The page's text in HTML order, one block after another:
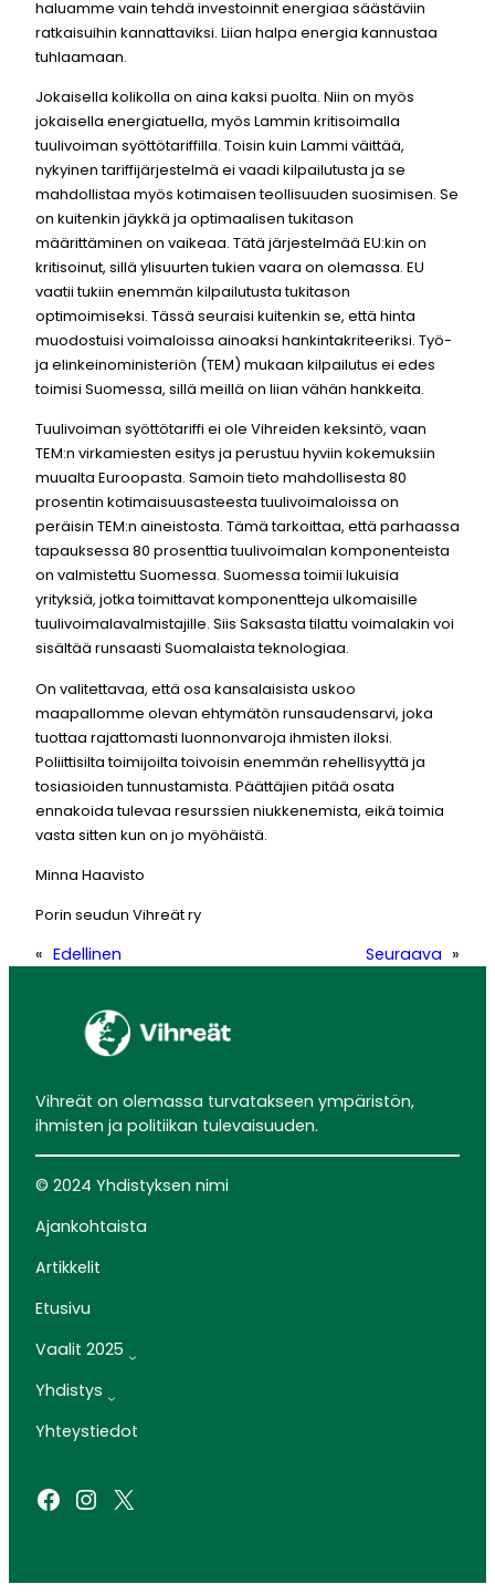
haluamme vain tehdä investoinnit energiaa säästäviin
ratkaisuihin kannattaviksi. Liian halpa energia kannustaa
tuhlaamaan.
Jokaisella kolikolla on aina kaksi puolta. Niin on myös
jokaisella energiatuella, myös Lammin kritisoimalla
tuulivoiman syöttötariffilla. Toisin kuin Lammi väittää,
nykyinen tariffijärjestelmä ei vaadi kilpailutusta ja se
mahdollistaa myös kotimaisen teollisuuden suosimisen. Se
on kuitenkin jäykkä ja optimaalisen tukitason
määrittäminen on vaikeaa. Tätä järjestelmää EU:kin on
kritisoinut, sillä ylisuurten tukien vaara on olemassa. EU
vaatii tukiin enemmän kilpailutusta tukitason
optimoimiseksi. Tässä seuraisi kuitenkin se, että hinta
muodostuisi voimaloissa ainoaksi hankintakriteeriksi. Työ-
ja elinkeinoministeriön (TEM) mukaan kilpailutus ei edes
toimisi Suomessa, sillä meillä on liian vähän hankkeita.
Tuulivoiman syöttötariffi ei ole Vihreiden keksintö, vaan
TEM:n virkamiesten esitys ja perustuu hyviin kokemuksiin
muualta Euroopasta. Samoin tieto mahdollisesta 80
prosentin kotimaisuusasteesta tuulivoimaloissa on
peräisin TEM:n aineistosta. Tämä tarkoittaa, että parhaassa
tapauksessa 80 prosenttia tuulivoimalan komponenteista
on valmistettu Suomessa. Suomessa toimii lukuisia
yrityksiä, jotka toimittavat komponentteja ulkomaisille
tuulivoimalavalmistajille. Siis Saksasta tilattu voimalakin voi
sisältää runsaasti Suomalaista teknologiaa.
On valitettavaa, että osa kansalaisista uskoo
maapallomme olevan ehtymätön runsaudensarvi, joka
tuottaa rajattomasti luonnonvaroja ihmisten iloksi.
Poliittisilta toimijoilta toivoisin enemmän rehellisyyttä ja
tosiasioiden tunnustamista. Päättäjien pitää osata
ennakoida tulevaa resurssien niukkenemista, eikä toimia
vasta sitten kun on jo myöhäistä.
Minna Haavisto
Porin seudun Vihreät ry
« Edellinen Seuraava »
Vihreät on olemassa turvatakseen ympäristön,
ihmisten ja politiikan tulevaisuuden.
© 2024 Yhdistyksen nimi
Ajankohtaista
Artikkelit
Etusivu
Vaalit 2025
Yhdistys
Yhteystiedot
Facebook Instagram X